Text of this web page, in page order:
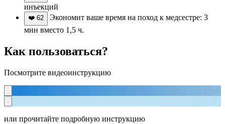
инъекций
❤️ 62
Экономит ваше время на поход к медсестре: 3
мин вместо 1,5 ч.
Как пользоваться?
Посмотрите видеоинструкцию
или прочитайте подробную инструкцию